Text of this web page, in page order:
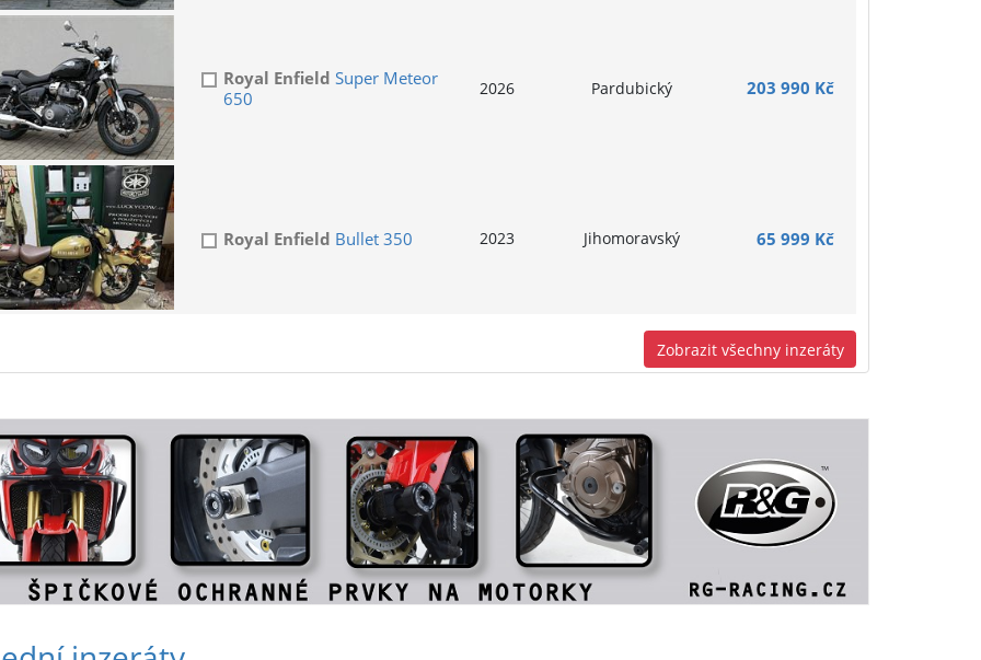
Royal Enfield Super Meteor
650
2026 Pardubický 203 990 Kč
Royal Enfield Bullet 350 2023 Jihomoravský 65 999 Kč
Zobrazit všechny inzeráty